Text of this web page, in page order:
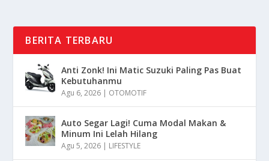
BERITA TERBARU
Anti Zonk! Ini Matic Suzuki Paling Pas Buat
Kebutuhanmu
Agu 6, 2026 | OTOMOTIF
Auto Segar Lagi! Cuma Modal Makan &
Minum Ini Lelah Hilang
Agu 5, 2026 | LIFESTYLE